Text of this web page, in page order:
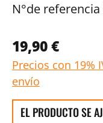
N°de referencia
19,90 €
Precios con 19%
envío
EL PRODUCTO SE